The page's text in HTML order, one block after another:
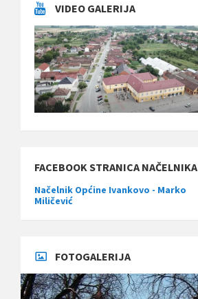
VIDEO GALERIJA
FACEBOOK STRANICA NAČELNIKA
Načelnik Općine Ivankovo - Marko
Miličević
FOTOGALERIJA